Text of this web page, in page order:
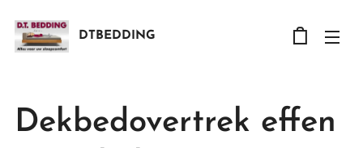
DTBEDDING
Dekbedovertrek effen